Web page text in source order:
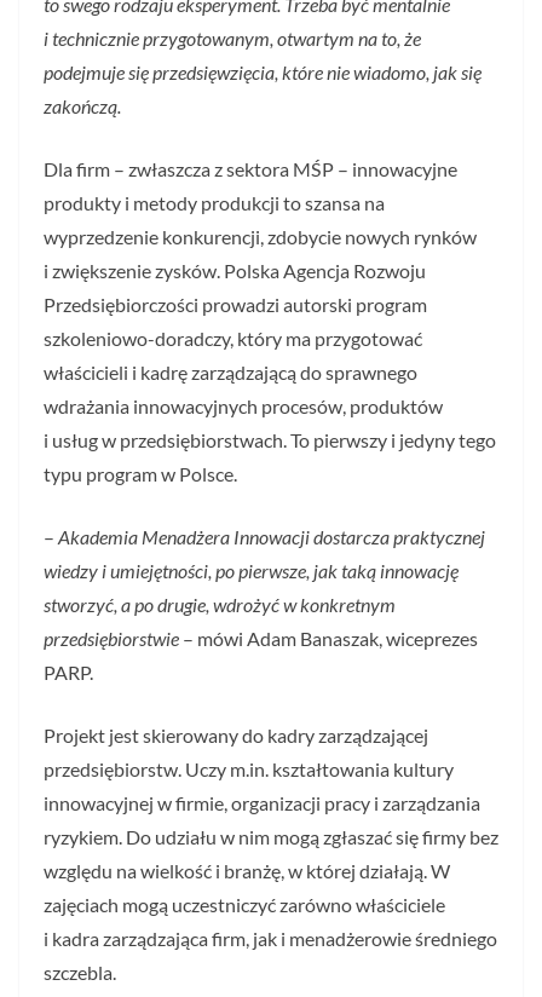
i technicznie przygotowanym, otwartym na to, że
podejmuje się przedsięwzięcia, które nie wiadomo, jak się
zakończą.
Dla firm – zwłaszcza z sektora MŚP – innowacyjne
produkty i metody produkcji to szansa na
wyprzedzenie konkurencji, zdobycie nowych rynków
i zwiększenie zysków. Polska Agencja Rozwoju
Przedsiębiorczości prowadzi autorski program
szkoleniowo-doradczy, który ma przygotować
właścicieli i kadrę zarządzającą do sprawnego
wdrażania innowacyjnych procesów, produktów
i usług w przedsiębiorstwach. To pierwszy i jedyny tego
typu program w Polsce.
– Akademia Menadżera Innowacji dostarcza praktycznej
wiedzy i umiejętności, po pierwsze, jak taką innowację
stworzyć, a po drugie, wdrożyć w konkretnym
przedsiębiorstwie – mówi Adam Banaszak, wiceprezes
PARP.
Projekt jest skierowany do kadry zarządzającej
przedsiębiorstw. Uczy m.in. kształtowania kultury
innowacyjnej w firmie, organizacji pracy i zarządzania
ryzykiem. Do udziału w nim mogą zgłaszać się firmy bez
względu na wielkość i branżę, w której działają. W
zajęciach mogą uczestniczyć zarówno właściciele
i kadra zarządzająca firm, jak i menadżerowie średniego
szczebla.